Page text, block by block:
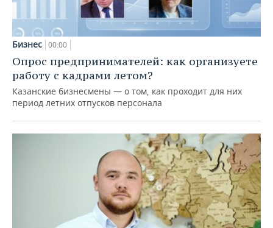
Бизнес 00:00
Опрос предпринимателей: как организуете
работу с кадрами летом?
Казанские бизнесмены — о том, как проходит для них
период летних отпусков персонала